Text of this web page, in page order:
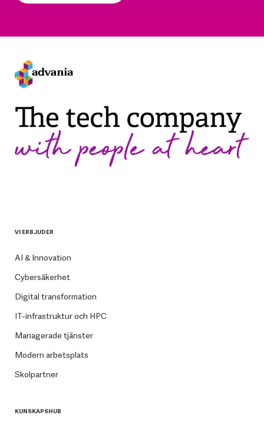
VI ERBJUDER
AI & Innovation
Cybersäkerhet
Digital transformation
IT-infrastruktur och HPC
Managerade tjänster
Modern arbetsplats
Skolpartner
KUNSKAPSHUB